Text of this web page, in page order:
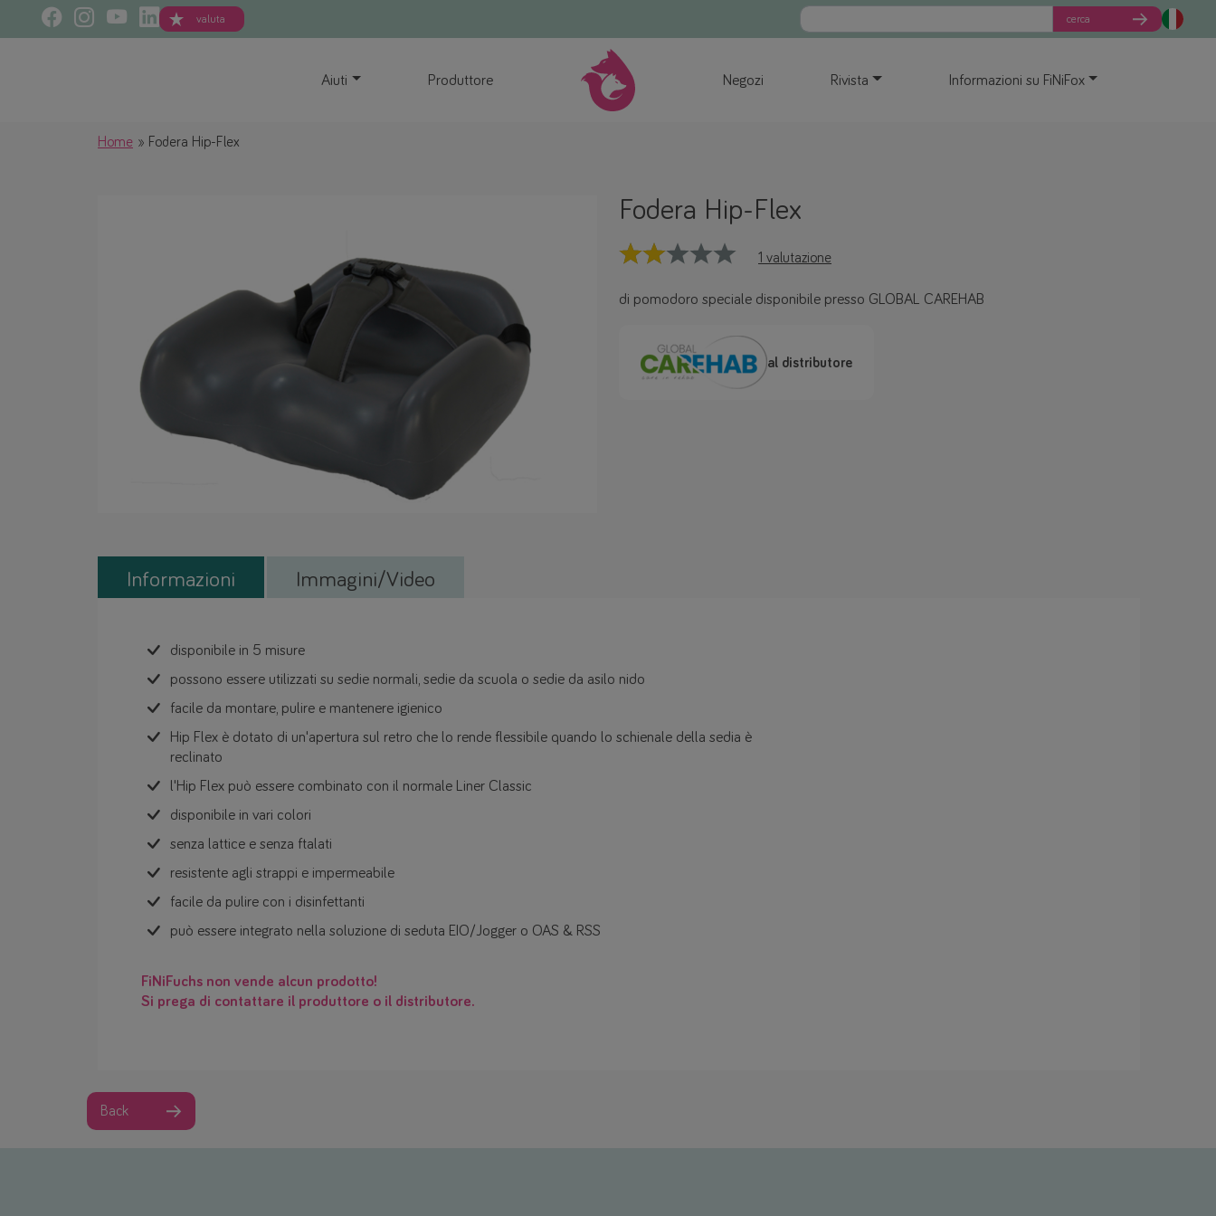
valuta cerca
Aiuti Produttore Negozi Rivista Informazioni su FiNiFox
Home Fodera Hip-Flex
Fodera Hip-Flex
1 valutazione
di pomodoro speciale disponibile presso GLOBAL CAREHAB
al distributore
Informazioni Immagini/Video
disponibile in 5 misure
possono essere utilizzati su sedie normali, sedie da scuola o sedie da asilo nido
facile da montare, pulire e mantenere igienico
Hip Flex è dotato di un'apertura sul retro che lo rende flessibile quando lo schienale della sedia è
reclinato
l'Hip Flex può essere combinato con il normale Liner Classic
disponibile in vari colori
senza lattice e senza ftalati
resistente agli strappi e impermeabile
facile da pulire con i disinfettanti
può essere integrato nella soluzione di seduta EIO/Jogger o OAS & RSS
FiNiFuchs non vende alcun prodotto!
Si prega di contattare il produttore o il distributore.
Back